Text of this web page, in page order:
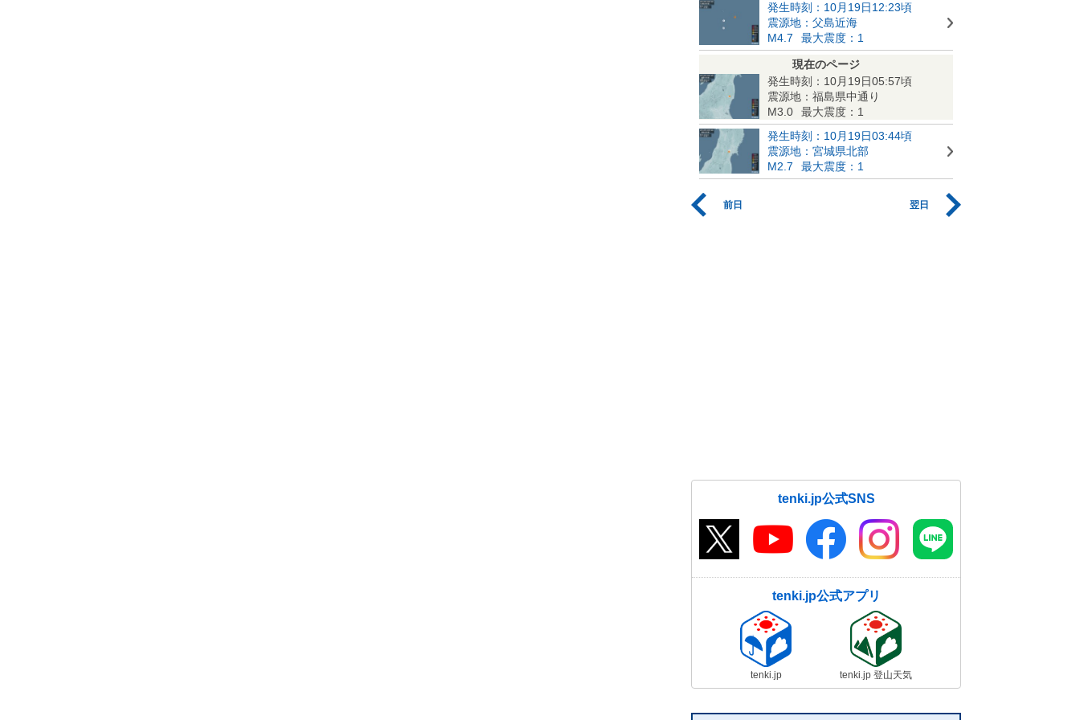
発生時刻：10月19日12:23頃
震源地：父島近海
M4.7
最大震度：1
現在のページ
発生時刻：10月19日05:57頃
震源地：福島県中通り
M3.0
最大震度：1
発生時刻：10月19日03:44頃
震源地：宮城県北部
M2.7
最大震度：1
前日 翌日
tenki.jp公式SNS
tenki.jp公式アプリ
tenki.jp tenki.jp 登山天気